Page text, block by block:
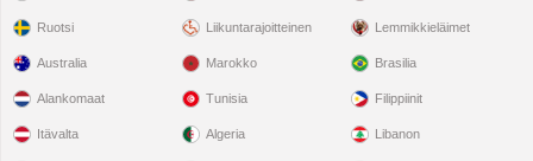
Ruotsi Liikuntarajoitteinen Lemmikkieläimet
Australia
Alankomaat
Itävalta
Marokko
Tunisia
Algeria
Brasilia
Filippiinit
Libanon